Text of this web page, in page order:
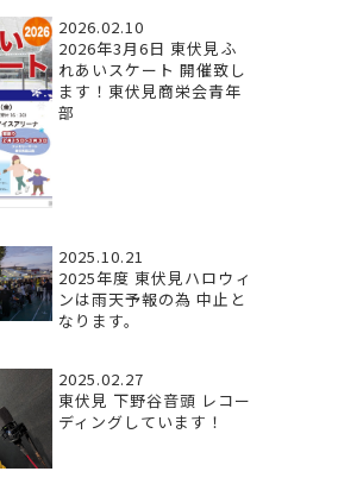
2026.02.10
2026年3月6日 東伏見ふ
れあいスケート 開催致し
ます！東伏見商栄会青年
部
2025.10.21
2025年度 東伏見ハロウィ
ンは雨天予報の為 中止と
なります。
2025.02.27
東伏見 下野谷音頭 レコー
ディングしています！